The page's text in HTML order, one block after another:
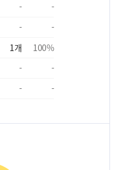
-
-
-
-
1개 100%
-
-
- -